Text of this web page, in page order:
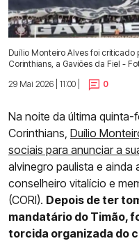
Duílio Monteiro Alves foi
Corinthians, a Gaviões da Fiel -
29 Mai 2026 | 11:00 |
0
Na noite da última
Corinthians, Duílio
sociais para anunciar a
alvinegro paulista e ainda
conselheiro vitalício e
(CORI). Depois de ter
mandatário do Timão,
torcida organizada do